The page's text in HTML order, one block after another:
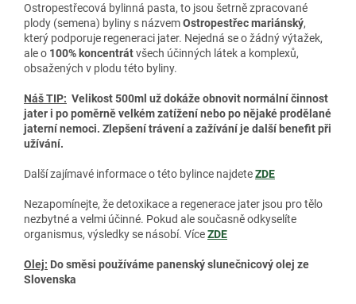
Ostropestřecová bylinná pasta, to jsou šetrně zpracované
plody (semena) byliny s názvemOstropestřec mariánský,
který podporuje regeneraci jater. Nejedná se o žádný výtažek,
ale o 100% koncentrátvšech účinných látek a komplexů,
obsažených v plodu této byliny.
Náš TIP: Velikost 500ml už dokáže obnovit normální činnost
jater i po poměrně velkém zatížení nebo po nějaké prodělané
jaterní nemoci. Zlepšení trávení a zažívání je další benefit při
užívání.
Další zajímavé informace o této bylince najdeteZDE
Nezapomínejte, že detoxikace a regenerace jater jsou pro tělo
nezbytné a velmi účinné. Pokud ale současně odkyselíte
organismus, výsledky se násobí. VíceZDE
Olej: Do směsi používáme panenský slunečnicový olej ze
Slovenska